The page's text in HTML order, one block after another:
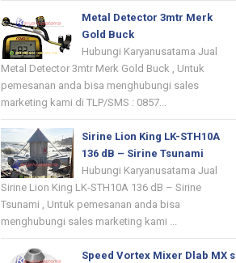
Metal Detector 3mtr Merk
Gold Buck
Hubungi Karyanusatama Jual
Metal Detector 3mtr Merk Gold Buck , Untuk
pemesanan anda bisa menghubungi sales
marketing kami di TLP/SMS : 0857...
Sirine Lion King LK-STH10A
136 dB – Sirine Tsunami
Hubungi Karyanusatama Jual
Sirine Lion King LK-STH10A 136 dB – Sirine
Tsunami , Untuk pemesanan anda bisa
menghubungi sales marketing kami ...
Speed Vortex Mixer Dlab MX s